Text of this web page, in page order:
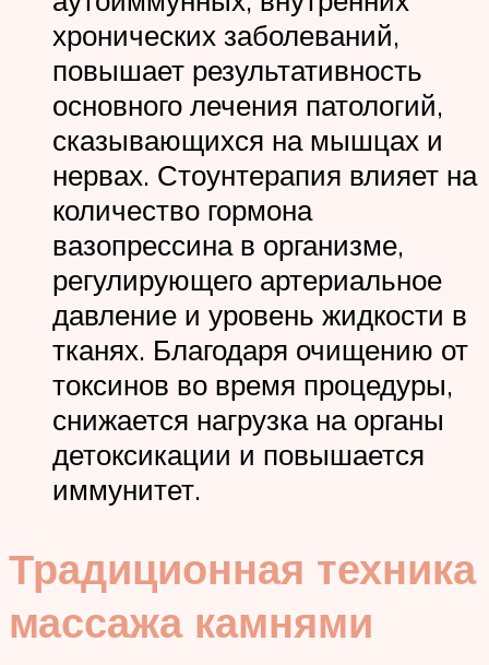
хронических заболеваний,
повышает результативность
основного лечения патологий,
сказывающихся на мышцах и
нервах. Стоунтерапия влияет на
количество гормона
вазопрессина в организме,
регулирующего артериальное
давление и уровень жидкости в
тканях. Благодаря очищению от
токсинов во время процедуры,
снижается нагрузка на органы
детоксикации и повышается
иммунитет.
Традиционная техника
массажа камнями